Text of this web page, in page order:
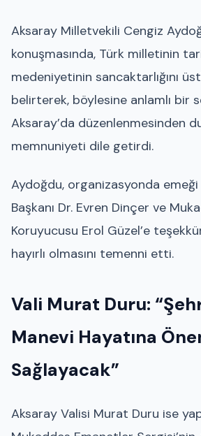
Aksaray Milletvekili Cengiz
konuşmasında, Türk milletinin
medeniyetinin sancaktarlığını
belirterek, böylesine anlamlı bir
Aksaray’da düzenlenmesinden
memnuniyeti dile getirdi.
Aydoğdu, organizasyonda
Başkanı Dr. Evren Dinçer ve
Koruyucusu Erol Güzel’e
hayırlı olmasını temenni etti.
Vali Murat Duru:
Manevi Hayatına
Sağlayacak”
Aksaray Valisi Murat Duru ise